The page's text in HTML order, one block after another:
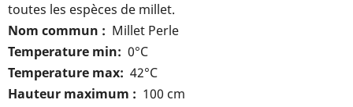
toutes les espèces de millet.
Nom commun
Millet Perle
Temperature min
0°C
Temperature max 42°C
Hauteur maximum
100 cm